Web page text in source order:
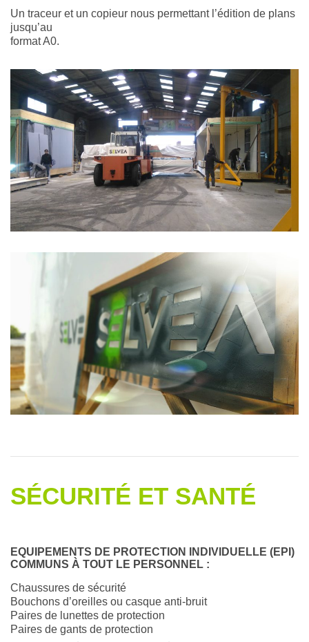
Un traceur et un copieur nous permettant l’édition de plans
jusqu’au
format A0.
SÉCURITÉ ET SANTÉ
EQUIPEMENTS DE PROTECTION INDIVIDUELLE (EPI)
COMMUNS À TOUT LE PERSONNEL :
Chaussures de sécurité
Bouchons d’oreilles ou casque anti-bruit
Paires de lunettes de protection
Paires de gants de protection